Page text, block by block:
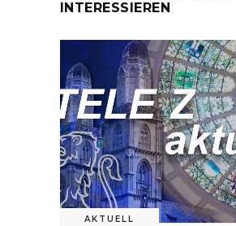
INTERESSIEREN
AKTUELL